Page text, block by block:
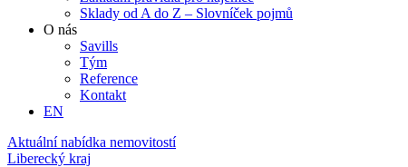
Sklady od A do Z – Slovníček pojmů
O nás
Savills
Tým
Reference
Kontakt​
EN
Aktuální nabídka nemovitostí
Liberecký kraj